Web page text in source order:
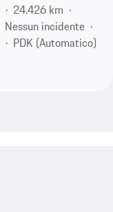
24.426 km
Nessun incidente
PDK (Automatico)